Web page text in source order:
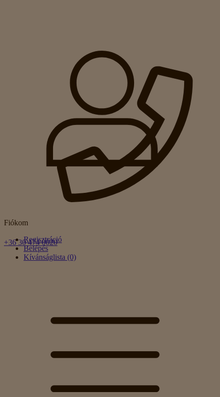
Fiókom
Regisztráció
Belépés
Kívánságlista (0)
+36 30 474 0020